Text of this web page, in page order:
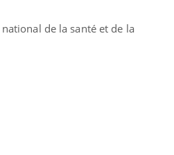
national de la santé et de la